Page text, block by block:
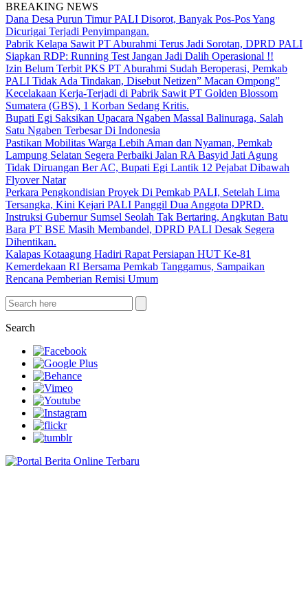
BREAKING NEWS
Dana Desa Purun Timur PALI Disorot, Banyak Pos-Pos Yang
Dicurigai Terjadi Penyimpangan.
Pabrik Kelapa Sawit PT Aburahmi Terus Jadi Sorotan, DPRD PALI
Siapkan RDP: Running Test Jangan Jadi Dalih Operasional !!
Izin Belum Terbit PKS PT Aburahmi Sudah Beroperasi, Pemkab
PALI Tidak Ada Tindakan, Disebut Netizen” Macan Ompong”
Kecelakaan Kerja-Terjadi di Pabrik Sawit PT Golden Blossom
Sumatera (GBS), 1 Korban Sedang Kritis.
Bupati Egi Saksikan Upacara Ngaben Massal Balinuraga, Salah
Satu Ngaben Terbesar Di Indonesia
Pastikan Mobilitas Warga Lebih Aman dan Nyaman, Pemkab
Lampung Selatan Segera Perbaiki Jalan RA Basyid Jati Agung
Tidak Diruangan Ber AC, Bupati Egi Lantik 12 Pejabat Dibawah
Flyover Natar
Perkara Pengkondisian Proyek Di Pemkab PALI, Setelah Lima
Tersangka, Kini Kejari PALI Panggil Dua Anggota DPRD.
Instruksi Gubernur Sumsel Seolah Tak Bertaring, Angkutan Batu
Bara PT BSE Masih Membandel, DPRD PALI Desak Segera
Dihentikan.
Kalapas Kotaagung Hadiri Rapat Persiapan HUT Ke-81
Kemerdekaan RI Bersama Pemkab Tanggamus, Sampaikan
Rencana Pemberian Remisi Umum
Search